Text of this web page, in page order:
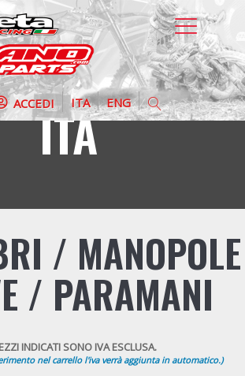
ACCEDI ITA ENG
ITA
/ MANOPOLE
/ PARAMANI
INDICATI SONO IVA ESCLUSA.
nel carrello l'iva verrà aggiunta in automatico.)